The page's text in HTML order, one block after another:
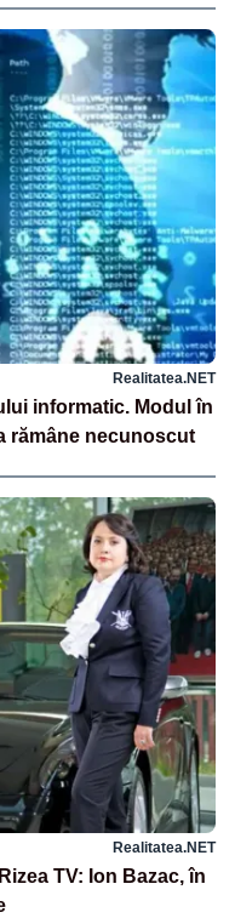
Realitatea.NET
informatic. Modul în
rămâne necunoscut
Realitatea.NET
TV: Ion Bazac, în